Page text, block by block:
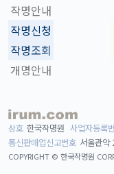
작명안내
작명신청
작명조회
개명안내
상호 한국작명원 사업자등록
통신판매업신고번호 서울관
COPYRIGHT © 한국작명원